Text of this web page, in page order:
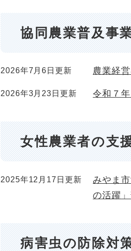
協同農業普及事
2026年7月6日更新 農業経
2026年3月23日更新 令和７
女性農業者の支
2025年12月17日更新
みやま
の活躍
病害虫の防除対